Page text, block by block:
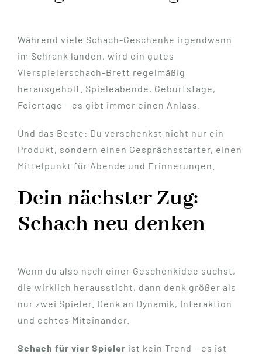
Während viele Schach-Geschenke irgendwann
im Schrank landen, wird ein gutes
Vierspielerschach-Brett regelmäßig
herausgeholt. Spieleabende, Geburtstage,
Feiertage – es gibt immer einen Anlass.
Und das Beste: Du verschenkst nicht nur ein
Produkt, sondern einen Gesprächsstarter, einen
Mittelpunkt für Abende und Erinnerungen.
Dein nächster Zug:
Schach neu denken
Wenn du also nach einer Geschenkidee suchst,
die wirklich heraussticht, dann denk größer als
nur zwei Spieler. Denk an Dynamik, Interaktion
und echtes Miteinander.
Schach für vier Spieler ist kein Trend – es ist